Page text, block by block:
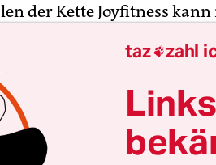
der Kette Joyfitness
gibt es laut der
nicht für alle.
war es nicht so
abzuschließen.
taz zahl